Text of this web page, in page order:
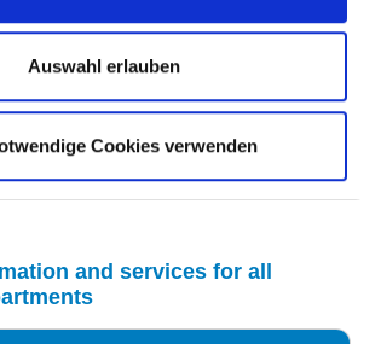
Auswahl erlauben
Cookies verwenden
OFFERING WITH CASE
and services for all